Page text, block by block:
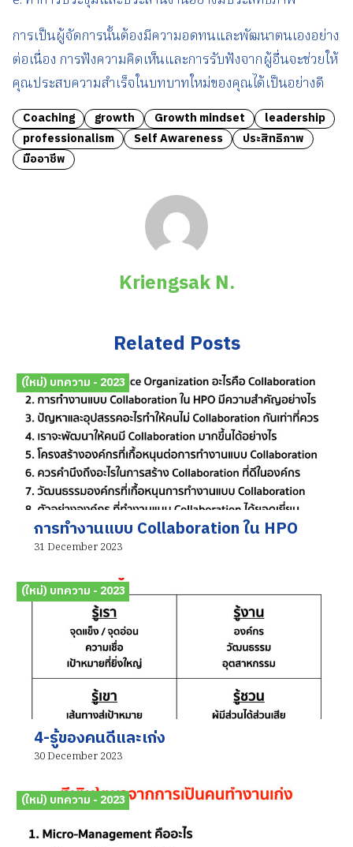
การเป็นผู้จัดการนั้นต้องมีความอดทนและพัฒนาตนเองอย่าง
ต่อเนื่อง การฟังความคิดเห็นและการรับฟังจากผู้อื่นจะช่วยให้
คุณประสบความสำเร็จในบทบาทใหม่ของคุณได้เป็นอย่างดี
Coaching growth Growth mindset
leadership
professionalism
Self Awareness
ประสิทธิภาพ
มืออาชีพ
Kriengsak N.
Related Posts
(ใหม่) บทความ - 2023
การทำงานแบบ Collaboration ใน HPO
31 December 2023
(ใหม่) บทความ - 2023
4-รู้ของคนดีและเก่ง
30 December 2023
(ใหม่) บทความ - 2023